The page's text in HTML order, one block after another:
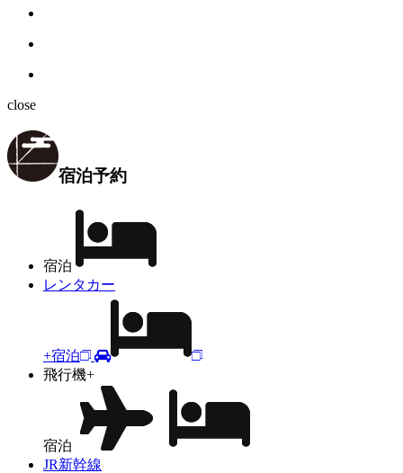
close
宿泊予約
宿泊
レンタカー
+宿泊
飛行機+
宿泊
JR新幹線